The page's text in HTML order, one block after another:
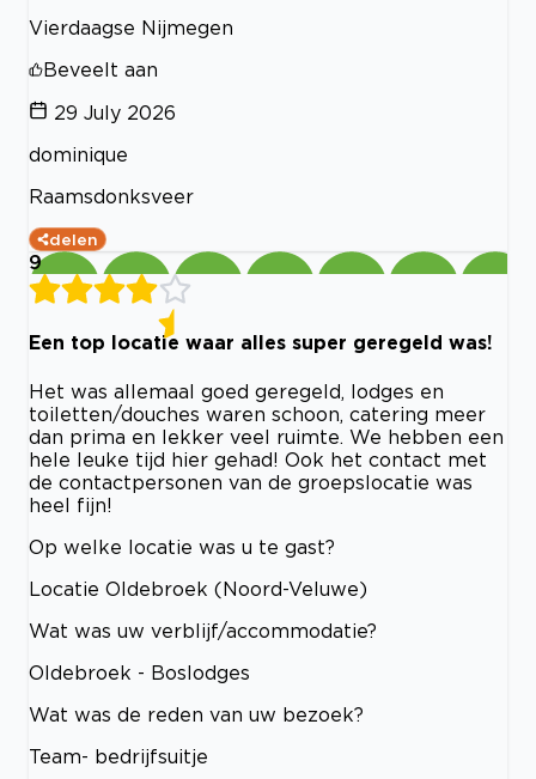
Vierdaagse Nijmegen
Beveelt aan
29 July 2026
dominique
Raamsdonksveer
delen
9
Een top locatie waar alles super geregeld was!
Het was allemaal goed geregeld, lodges en
toiletten/douches waren schoon, catering meer
dan prima en lekker veel ruimte. We hebben een
hele leuke tijd hier gehad! Ook het contact met
de contactpersonen van de groepslocatie was
heel fijn!
Op welke locatie was u te gast?
Locatie Oldebroek (Noord-Veluwe)
Wat was uw verblijf/accommodatie?
Oldebroek - Boslodges
Wat was de reden van uw bezoek?
Team- bedrijfsuitje